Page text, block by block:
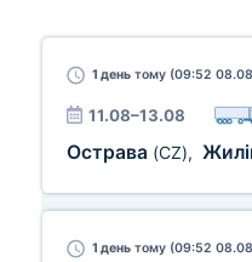
1 день тому (09:52
11.08–13.08
Острава (CZ),
1 день тому (09:52